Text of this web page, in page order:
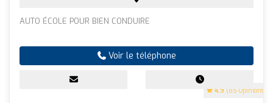
4.9 (85 Opinions)
AUTO ÉCOLE POUR BIEN CONDUIRE
Voir le téléphone